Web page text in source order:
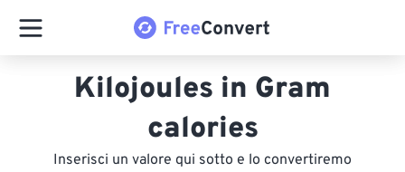
Kilojoules in Gram
calories
Inserisci un valore qui sotto e lo convertiremo